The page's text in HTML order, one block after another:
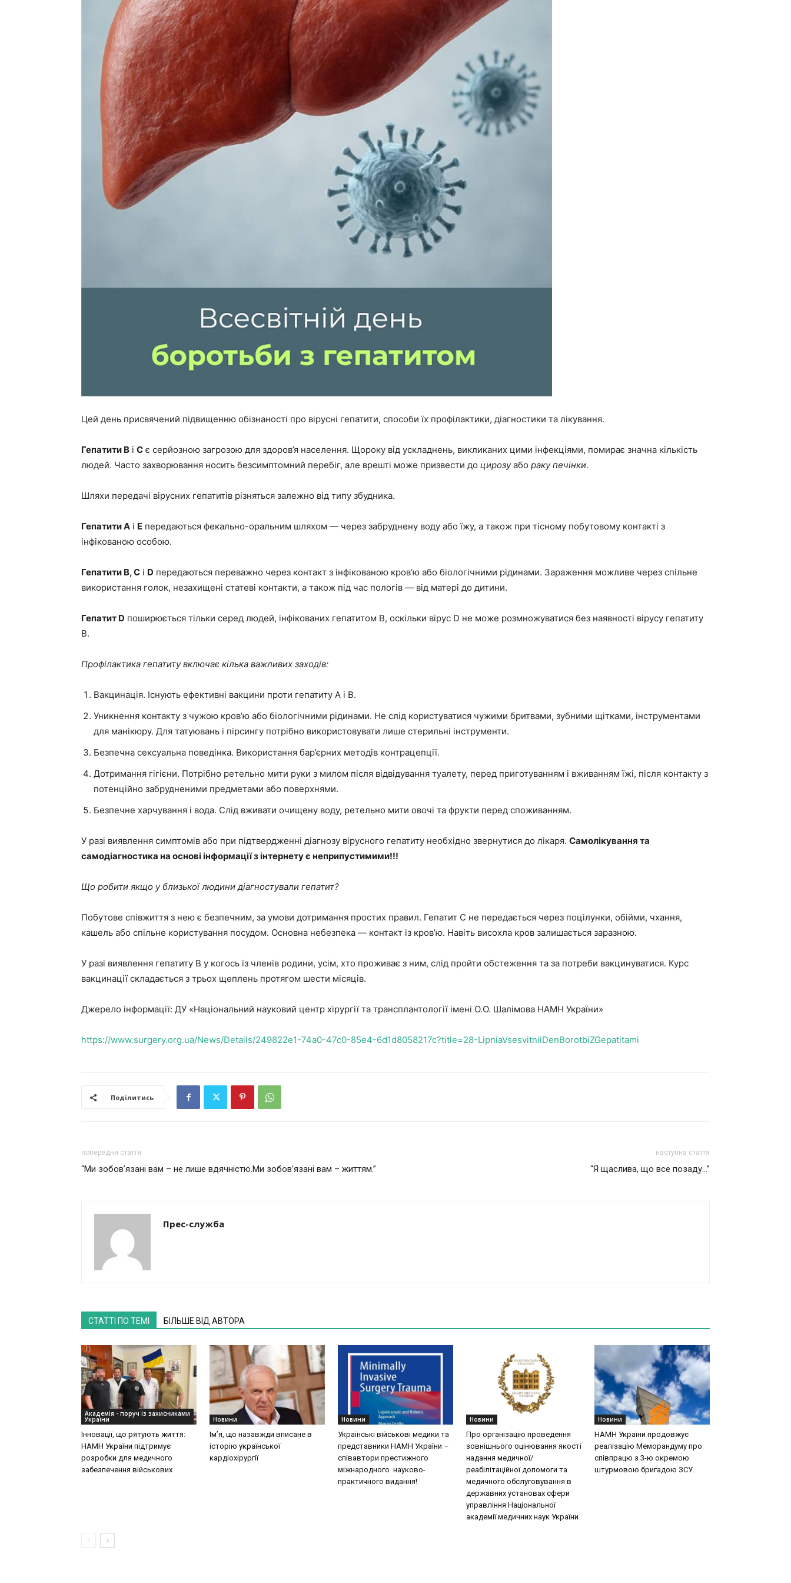
Цей день присвячений підвищенню обізнаності про вірусні гепатити, способи їх профілактики, діагностики та лікування.
Гепатити B і C є серйозною загрозою для здоров’я населення. Щороку від ускладнень, викликаних цими інфекціями, помирає значна кількість
людей. Часто захворювання носить безсимптомний перебіг, але врешті може призвести до цирозуабо раку печінки.
Шляхи передачі вірусних гепатитів різняться залежно від типу збудника.
Гепатити A і E передаються фекально-оральним шляхом — через забруднену воду або їжу, а також при тісному побутовому контакті з
інфікованою особою.
Гепатити B, C і D передаються переважно через контакт з інфікованою кров’ю або біологічними рідинами. Зараження можливе через спільне
використання голок, незахищені статеві контакти, а також під час пологів — від матері до дитини.
Гепатит D поширюється тільки серед людей, інфікованих гепатитом B, оскільки вірус D не може розмножуватися без наявності вірусу гепатиту
B.
Профілактика гепатиту включає кілька важливих заходів:
Вакцинація. Існують ефективні вакцини проти гепатиту A і B.
Уникнення контакту з чужою кров’ю або біологічними рідинами. Не слід користуватися чужими бритвами, зубними щітками, інструментами
для манікюру. Для татуювань і пірсингу потрібно використовувати лише стерильні інструменти.
Безпечна сексуальна поведінка. Використання бар’єрних методів контрацепції.
Дотримання гігієни. Потрібно ретельно мити руки з милом після відвідування туалету, перед приготуванням і вживанням їжі, після контакту з
потенційно забрудненими предметами або поверхнями.
Безпечне харчування і вода. Слід вживати очищену воду, ретельно мити овочі та фрукти перед споживанням.
У разі виявлення симптомів або при підтвердженні діагнозу вірусного гепатиту необхідно звернутися до лікаря. Самолікування та
самодіагностика на основі інформації з інтернету є неприпустимими!!!
Що робити якщо у близької людини діагностували гепатит?
Побутове співжиття з нею є безпечним, за умови дотримання простих правил. Гепатит С не передається через поцілунки, обійми, чхання,
кашель або спільне користування посудом. Основна небезпека — контакт із кров’ю. Навіть висохла кров залишається заразною.
У разі виявлення гепатиту B у когось із членів родини, усім, хто проживає з ним, слід пройти обстеження та за потреби вакцинуватися. Курс
вакцинації складається з трьох щеплень протягом шести місяців.
Джерело інформації: ДУ «Національний науковий центр хірургії та трансплантології імені О.О. Шалімова НАМН України»
https://www.surgery.org.ua/News/Details/249822e1-74a0-47c0-85e4-6d1d8058217c?title=28-LipniaVsesvitniiDenBorotbiZGepatitami
Поділитись
попередня стаття
“Ми зобов’язані вам – не лише вдячністю.Ми зобов’язані вам – життям.”
наступна стаття
“Я щаслива, що все позаду…”
Прес-служба
СТАТТІ ПО ТЕМІ БІЛЬШЕ ВІД АВТОРА
Академія - поруч із захисниками
України
Інновації, що рятують життя:
НАМН України підтримує
розробки для медичного
забезпечення військових
Новини
Ім’я, що назавжди вписане в
історію української
кардіохірургії
Новини
Українські військові медики та
представники НАМН України –
співавтори престижного
міжнародного науково-
практичного видання!
Новини
Про організацію проведення
зовнішнього оцінювання якості
надання медичної/
реабілітаційної допомоги та
медичного обслуговування в
державних установах сфери
управління Національної
академії медичних наук України
Новини
НАМН України продовжує
реалізацію Меморандуму про
співпрацю з 3-ю окремою
штурмовою бригадою ЗСУ.